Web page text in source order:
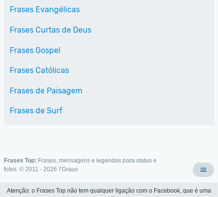
Frases Evangélicas
Frases Curtas de Deus
Frases Gospel
Frases Católicas
Frases de Paisagem
Frases de Surf
Frases Top: Frases, mensagens e legendas para status e
fotos. © 2011 - 2026 7Graus
Atenção: o Frases Top não tem qualquer ligação com o Facebook, que é uma